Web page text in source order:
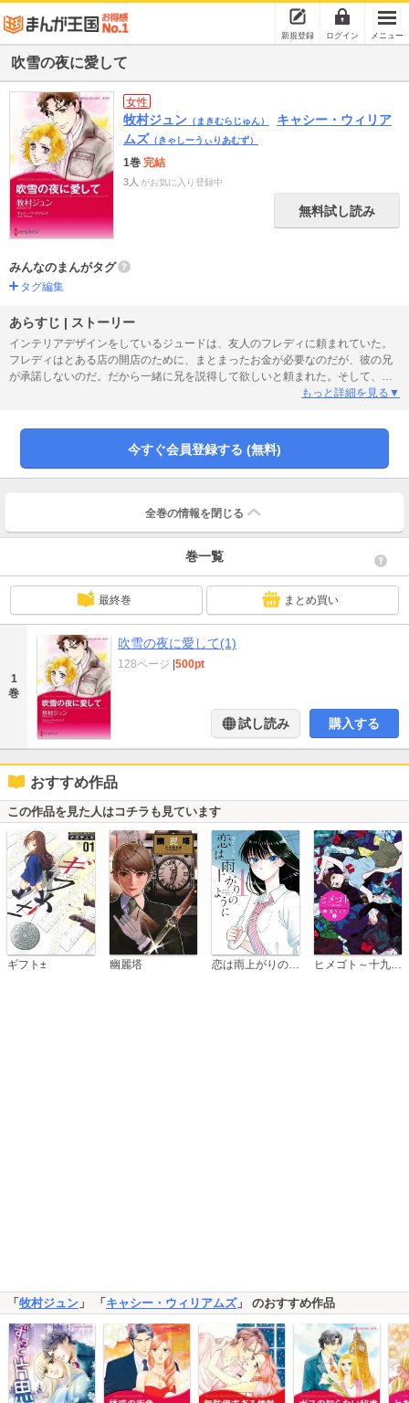
新規登録 ログイン メニュー
吹雪の夜に愛して
女性
牧村ジュン （まきむらじゅん）
キャシー・ウィリア
ムズ （きゃしーうぃりあむず）
1巻 完結
3人 がお気に入り登録中
無料試し読み
みんなのまんがタグ
タグ編集
あらすじ | ストーリー
インテリアデザインをしているジュードは、友人のフレディに頼まれていた。
フレディはとある店の開店のために、まとまったお金が必要なのだが、彼の兄
が承諾しないのだ。だから一緒に兄を説得して欲しいと頼まれた。そして、弟
を訪ねてきた兄のセザールを見て、ジュードは納得した。セザールは近寄りが
人！ 話しあいを終えて、外に出るとあたりは雪に埋もれて身動きが取れなく
もっと詳細を見る▼
今すぐ会員登録する (無料)
全巻の情報を 閉じる
巻一覧
最終巻 まとめ買い
1
巻
吹雪の夜に愛して(1)
128ページ 500pt
試し読み 購入する
おすすめ作品
この作品を見た人はコチラも見ています
ギフト± 幽麗塔 恋は雨上がりのように ヒメゴト～十九歳の制服～
「 牧村ジュン 」 「 キャシー・ウィリアムズ」 のおすすめ作品